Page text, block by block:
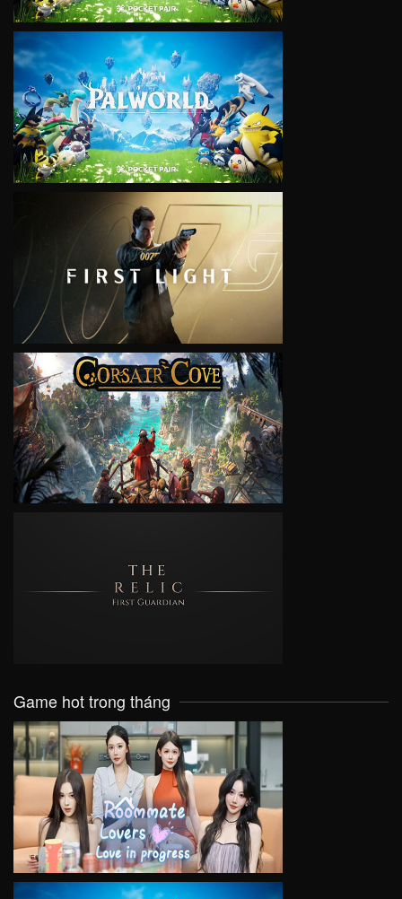
VIEW
VIEW
VIEW
VIEW
Game hot trong tháng
VIEW